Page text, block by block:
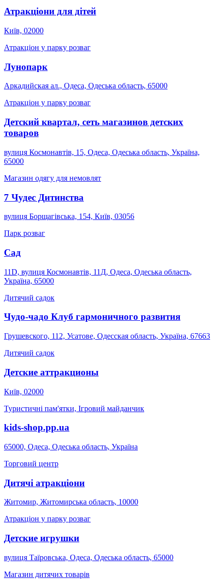
Атракціони для дітей
Київ, 02000
Атракціон у парку розваг
Лунопарк
Аркадийская ал., Одеса, Одеська область, 65000
Атракціон у парку розваг
Детский квартал, сеть магазинов детских
товаров
вулиця Космонавтів, 15, Одеса, Одеська область, Україна,
65000
Магазин одягу для немовлят
7 Чудес Дитинства
вулиця Борщагівська, 154, Київ, 03056
Парк розваг
Сад
11D, вулиця Космонавтів, 11Д, Одеса, Одеська область,
Україна, 65000
Дитячий садок
Чудо-чадо Клуб гармоничного развития
Грушевского, 112, Усатове, Одесская область, Україна, 67663
Дитячий садок
Детские аттракционы
Київ, 02000
Туристичні пам'ятки, Ігровий майданчик
kids-shop.pp.ua
65000, Одеса, Одеська область, Україна
Торговий центр
Дитячі атракціони
Житомир, Житомирська область, 10000
Атракціон у парку розваг
Детские игрушки
вулиця Таїровська, Одеса, Одеська область, 65000
Магазин дитячих товарів